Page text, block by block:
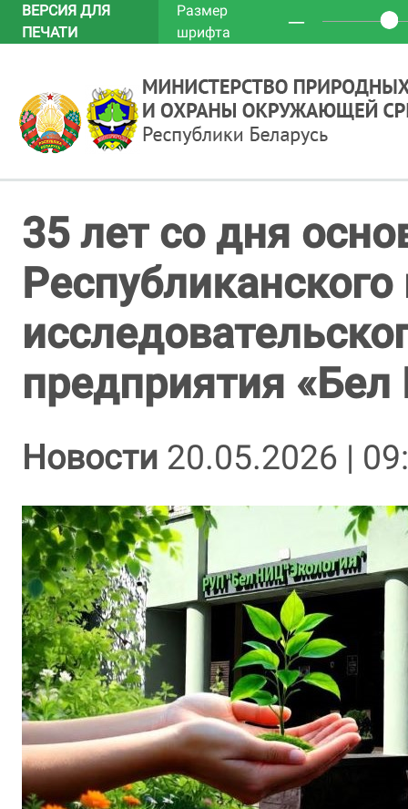
ВЕРСИЯ ДЛЯ
ПЕЧАТИ
Размер
шрифта
─
35 лет со дня
предприятия
Новости 20.05.2026 |